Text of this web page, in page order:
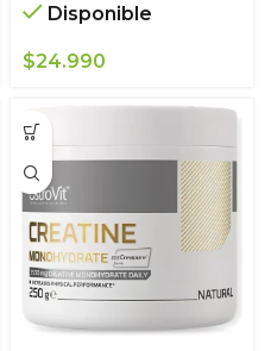
Disponible
$24.990